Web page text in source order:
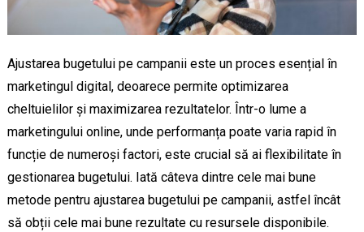
Ajustarea bugetului pe campanii este un proces esențial în
marketingul digital, deoarece permite optimizarea
cheltuielilor și maximizarea rezultatelor. Într-o lume a
marketingului online, unde performanța poate varia rapid în
funcție de numeroși factori, este crucial să ai flexibilitate în
gestionarea bugetului. Iată câteva dintre cele mai bune
metode pentru ajustarea bugetului pe campanii, astfel încât
să obții cele mai bune rezultate cu resursele disponibile.